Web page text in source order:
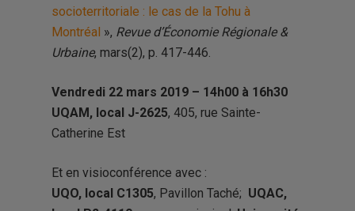
socioterritoriale : le cas de la Tohu à
Montréal », Revue d’Économie Régionale &
Urbaine, mars(2), p. 417-446.
Vendredi 22 mars 2019 – 14h00 à 16h30
UQAM, local J-2625, 405, rue Sainte-
Catherine Est
Et en visioconférence avec :
UQO, local C1305, Pavillon Taché; UQAC,